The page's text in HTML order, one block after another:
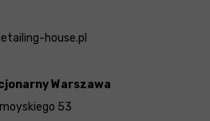
house.pl
Warszawa
53